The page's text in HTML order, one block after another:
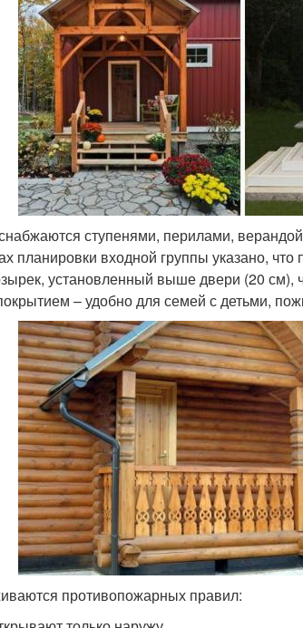
ступенями, перилами,
планировки входной группы указано,
установленный выше двери (20 см),
– удобно для семей с детьми,
противопожарных правил: